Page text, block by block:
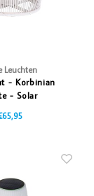
Leuchten
- Korbinian
- Solar